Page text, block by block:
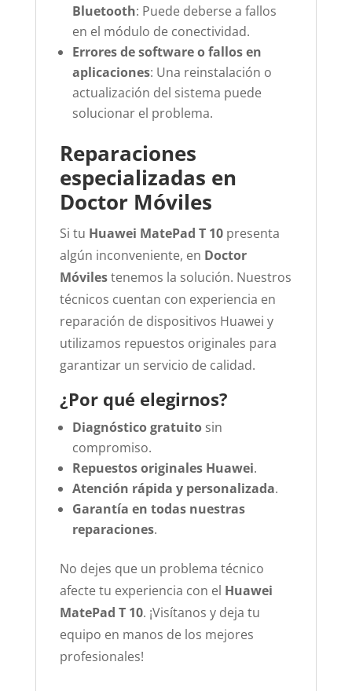
Bluetooth: Puede deberse a fallos
en el módulo de conectividad.
Errores de software o fallos en
aplicaciones: Una reinstalación o
actualización del sistema puede
solucionar el problema.
Reparaciones
especializadas en
Doctor Móviles
Si tu Huawei MatePad T 10presenta
algún inconveniente, en Doctor
Móvilestenemos la solución. Nuestros
técnicos cuentan con experiencia en
reparación de dispositivos Huawei y
utilizamos repuestos originales para
garantizar un servicio de calidad.
¿Por qué elegirnos?
Diagnóstico gratuitosin
compromiso.
Repuestos originales Huawei.
Atención rápida y personalizada.
Garantía en todas nuestras
reparaciones.
No dejes que un problema técnico
afecte tu experiencia con el Huawei
MatePad T 10. ¡Visítanos y deja tu
equipo en manos de los mejores
profesionales!